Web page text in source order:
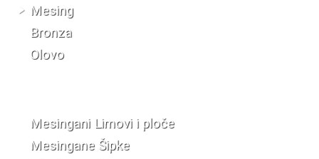
Mesing
Bronza
Olovo
Mesingani Limovi i ploče
Mesingane Šipke